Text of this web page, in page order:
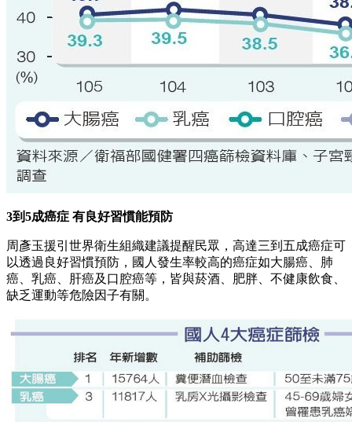
3到5成癌症 有良好習慣能預防
周彥玉援引世界衛生組織建議提醒民眾，高達三到五成癌症可
以透過良好習慣預防，國人發生率較高的癌症如大腸癌、肺
癌、乳癌、肝癌及口腔癌等，皆與菸酒、肥胖、不健康飲食、
缺乏運動等危險因子有關。